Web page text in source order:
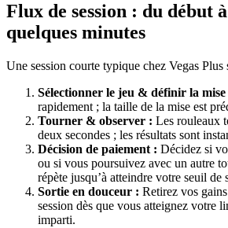
Flux de session : du début
quelques minutes
Une session courte typique chez Vegas
Sélectionner le jeu & définir la mise
rapidement ; la taille de la mise est
Tourner & observer : Les rouleaux
deux secondes ; les résultats sont
Décision de paiement : Décidez si
ou si vous poursuivez avec un autre
répète jusqu’à atteindre votre seuil de
Sortie en douceur : Retirez vos
session dès que vous atteignez votre
imparti.